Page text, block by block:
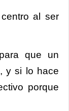
al ser
que un
y si lo hace
porque